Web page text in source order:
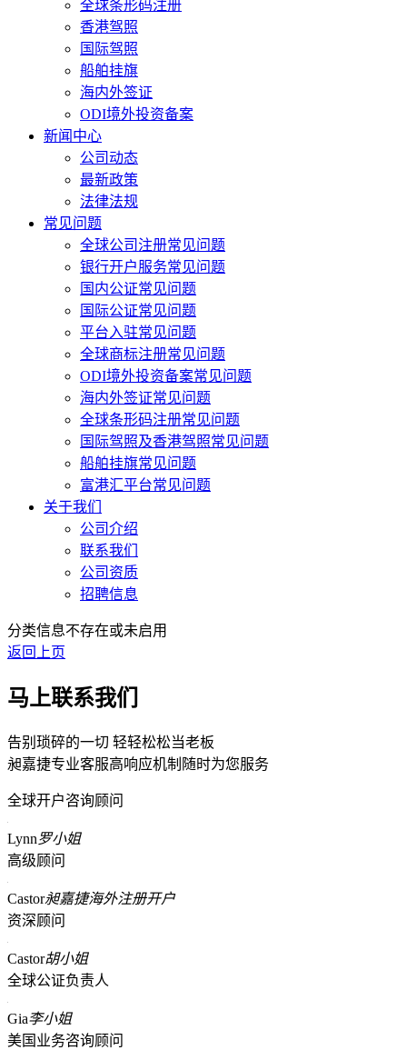
全球条形码注册
香港驾照
国际驾照
船舶挂旗
海内外签证
ODI境外投资备案
新闻中心
公司动态
最新政策
法律法规
常见问题
全球公司注册常见问题
银行开户服务常见问题
国内公证常见问题
国际公证常见问题
平台入驻常见问题
全球商标注册常见问题
ODI境外投资备案常见问题
海内外签证常见问题
全球条形码注册常见问题
国际驾照及香港驾照常见问题
船舶挂旗常见问题
富港汇平台常见问题
关于我们
公司介绍
联系我们
公司资质
招聘信息
分类信息不存在或未启用
返回上页
马上联系我们
告别琐碎的一切 轻轻松松当老板
昶嘉捷专业客服高响应机制随时为您服务
全球开户咨询顾问
Lynn罗小姐
高级顾问
Castor昶嘉捷海外注册开户
资深顾问
Castor胡小姐
全球公证负责人
Gia李小姐
美国业务咨询顾问